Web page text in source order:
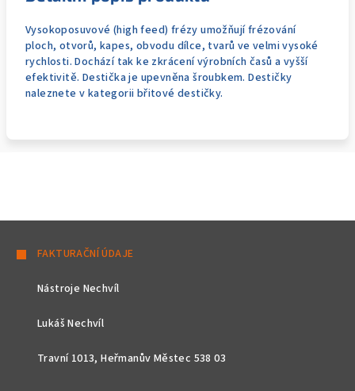
Vysokoposuvové (high feed) frézy umožňují frézování
ploch, otvorů, kapes, obvodu dílce, tvarů ve velmi vysoké
rychlosti. Dochází tak ke zkrácení výrobních časů a vyšší
efektivitě. Destička je upevněna šroubkem. Destičky
naleznete v kategorii břitové destičky.
FAKTURAČNÍ ÚDAJE
Nástroje Nechvíl
Lukáš Nechvíl
Travní 1013, Heřmanův Městec 538 03